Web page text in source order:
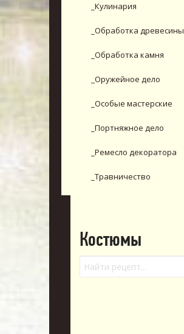
_Кулинария
_Обработка древесины
_Обработка камня
_Оружейное дело
_Особые мастерские
_Портняжное дело
_Ремесло декоратора
_Травничество
Костюмы